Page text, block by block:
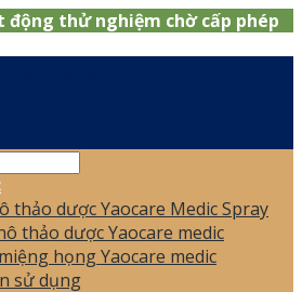
động thử nghiệm chờ cấp phép
thảo dược Yaocare Medic Spray
thảo dược Yaocare medic
họng Yaocare medic
sử dụng